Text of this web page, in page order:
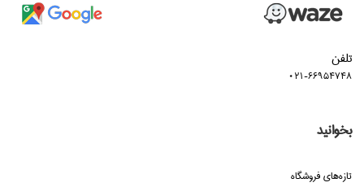
تلفن
021-66954748
بخوانید
تازه‌هاي فروشگاه